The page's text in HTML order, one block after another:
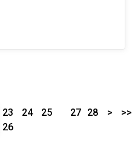
23 24
25
26
27 28 > >>